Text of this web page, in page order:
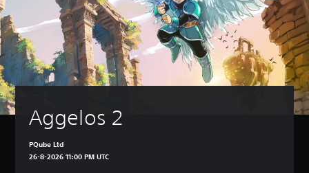
Aggelos 2
PQube Ltd
26-8-2026 11:00 PM UTC